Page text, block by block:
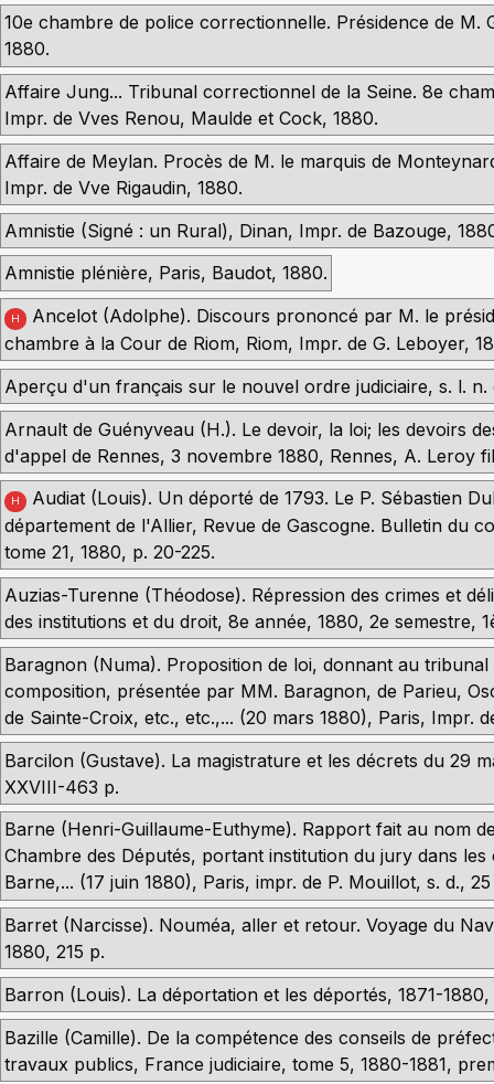
10e chambre de police correctionnelle. Présidence de
1880.
Affaire Jung... Tribunal correctionnel de la Seine. 8e
Impr. de Vves Renou, Maulde et Cock, 1880.
Affaire de Meylan. Procès de M. le marquis de
Impr. de Vve Rigaudin, 1880.
Amnistie (Signé : un Rural), Dinan, Impr. de Bazouge,
Amnistie plénière, Paris, Baudot, 1880.
H
Ancelot (Adolphe). Discours prononcé par M. le
chambre à la Cour de Riom, Riom, Impr. de G. Leboyer,
Aperçu d'un français sur le nouvel ordre judiciaire, s. l. n.
Arnault de Guényveau (H.). Le devoir, la loi; les devoirs
d'appel de Rennes, 3 novembre 1880, Rennes, A. Leroy
H
Audiat (Louis). Un déporté de 1793. Le P. Sébastien
département de l'Allier, Revue de Gascogne. Bulletin du
tome 21, 1880, p. 20-225.
Auzias-Turenne (Théodose). Répression des crimes et
des institutions et du droit, 8e année, 1880, 2e semestre,
Baragnon (Numa). Proposition de loi, donnant au
composition, présentée par MM. Baragnon, de Parieu,
de Sainte-Croix, etc., etc.,... (20 mars 1880), Paris, Impr.
Barcilon (Gustave). La magistrature et les décrets du 29
XXVIII-463 p.
Barne (Henri-Guillaume-Euthyme). Rapport fait au nom
Chambre des Députés, portant institution du jury dans
Barne,... (17 juin 1880), Paris, impr. de P. Mouillot, s. d.,
Barret (Narcisse). Nouméa, aller et retour. Voyage du
1880, 215 p.
Barron (Louis). La déportation et les déportés, 1871-
Bazille (Camille). De la compétence des conseils de
travaux publics, France judiciaire, tome 5, 1880-1881,